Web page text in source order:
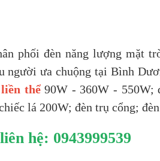
phối đèn năng lượng mặt
người ưa chuộng tại Bình
thể90W - 360W - 550W;
lá 200W; đèn trụ cổng;
hệ: 0943999539